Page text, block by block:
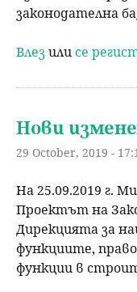
н
ю
законодателна
Влезили се
Нови
29 October, 2019 -
На 25.09.2019 г.
Проектът на
Дирекцията за
функциите,
функции в